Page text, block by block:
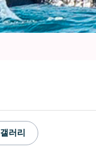
갤러리